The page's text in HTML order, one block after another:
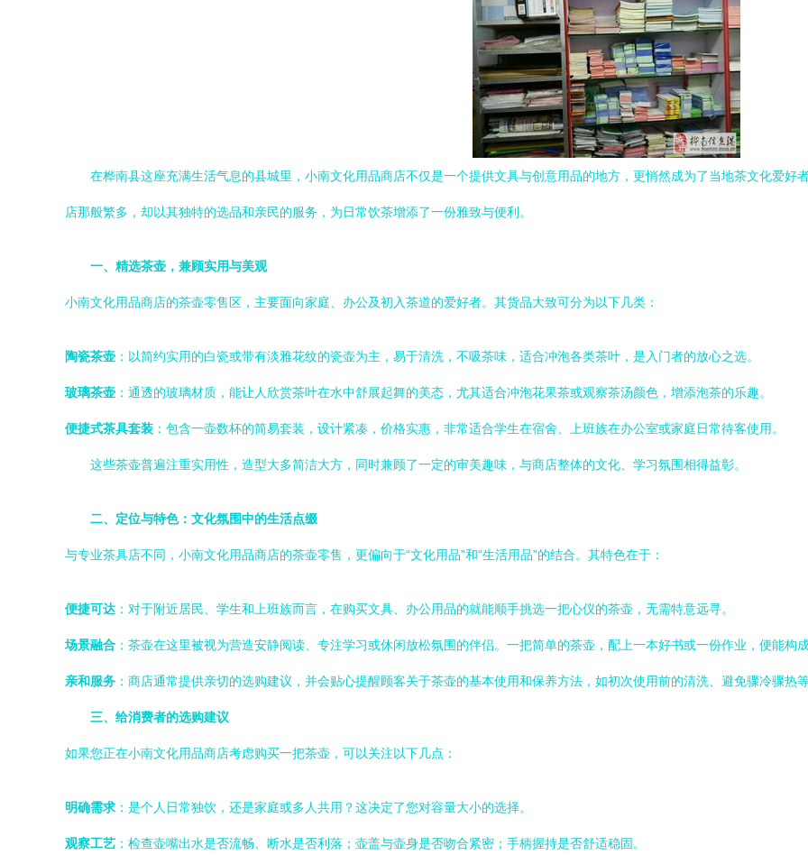
在桦南县这座充满生活气息的县城里，小南文化用品商店不仅是一个提供文具与创意用品的地方，更悄然成为了当地茶文化爱好
店那般繁多，却以其独特的选品和亲民的服务，为日常饮茶增添了一份雅致与便利。
一、精选茶壶，兼顾实用与美观
小南文化用品商店的茶壶零售区，主要面向家庭、办公及初入茶道的爱好者。其货品大致可分为以下几类：
陶瓷茶壶 ：以简约实用的白瓷或带有淡雅花纹的瓷壶为主，易于清洗，不吸茶味，适合冲泡各类茶叶，是入门者的放心之选。
玻璃茶壶 ：通透的玻璃材质，能让人欣赏茶叶在水中舒展起舞的美态，尤其适合冲泡花果茶或观察茶汤颜色，增添泡茶的乐趣。
便捷式茶具套装 ：包含一壶数杯的简易套装，设计紧凑，价格实惠，非常适合学生在宿舍、上班族在办公室或家庭日常待客使用。
这些茶壶普遍注重实用性，造型大多简洁大方，同时兼顾了一定的审美趣味，与商店整体的文化、学习氛围相得益彰。
二、定位与特色：文化氛围中的生活点缀
与专业茶具店不同，小南文化用品商店的茶壶零售，更偏向于“文化用品”和“生活用品”的结合。其特色在于：
便捷可达 ：对于附近居民、学生和上班族而言，在购买文具、办公用品的就能顺手挑选一把心仪的茶壶，无需特意远寻。
场景融合 ：茶壶在这里被视为营造安静阅读、专注学习或休闲放松氛围的伴侣。一把简单的茶壶，配上一本好书或一份作业，便能构
亲和服务 ：商店通常提供亲切的选购建议，并会贴心提醒顾客关于茶壶的基本使用和保养方法，如初次使用前的清洗、避免骤冷骤热等
三、给消费者的选购建议
如果您正在小南文化用品商店考虑购买一把茶壶，可以关注以下几点：
明确需求 ：是个人日常独饮，还是家庭或多人共用？这决定了您对容量大小的选择。
观察工艺 ：检查壶嘴出水是否流畅、断水是否利落；壶盖与壶身是否吻合紧密；手柄握持是否舒适稳固。